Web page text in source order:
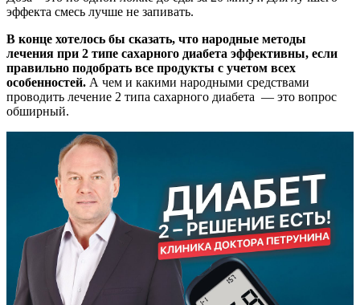
эффекта смесь лучше не запивать.
В конце хотелось бы сказать, что народные методы
лечения при 2 типе сахарного диабета эффективны, если
правильно подобрать все продукты с учетом всех
особенностей. А чем и какими народными средствами
проводить лечение 2 типа сахарного диабета — это вопрос
обширный.